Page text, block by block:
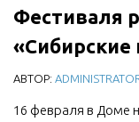
Учредительные
Правовая база
Отчеты о
Фестиваля
«Сибирские
АВТОР:
16 февраля в Доме